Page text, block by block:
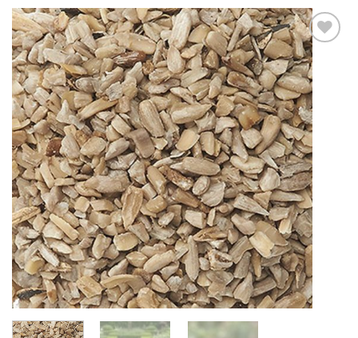
Toevoegen
aan
verlanglijst